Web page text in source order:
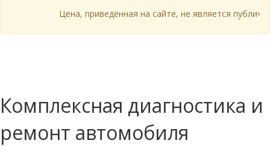
Цена, приведённая на сайте, не является
Комплексная диагностика и
ремонт автомобиля